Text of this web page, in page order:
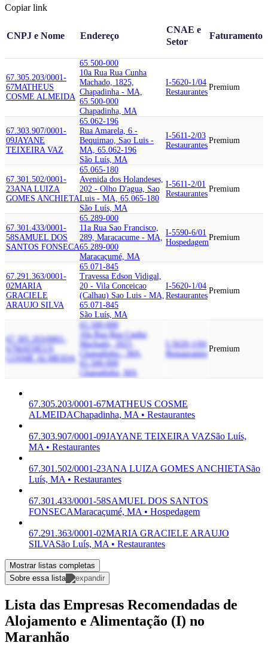
Copiar link
CNPJ e Nome Endereço
CNAE e
Setor
Faturamento
67.305.203/0001-
67MATHEUS
COSME ALMEIDA
65.500-000
10a Rua Rua Cunha
Machado, 1825,
Chapadinha - MA,
65.500-000
Chapadinha, MA
I-5620-1/04
Restaurantes
Premium
67.303.907/0001-
09JAYANE
TEIXEIRA VAZ
65.062-196
Rua Amarela, 6 -
Bequimao, Sao Luis -
MA, 65.062-196
São Luís, MA
I-5611-2/03
Restaurantes
Premium
67.301.502/0001-
23ANA LUIZA
GOMES ANCHIETA
65.065-180
Avenida dos Holandeses,
202 - Olho D'agua, Sao
Luis - MA, 65.065-180
São Luís, MA
I-5611-2/01
Restaurantes
Premium
67.301.433/0001-
58SAMUEL DOS
SANTOS FONSECA
65.289-000
11a Rua Sao Francisco,
289, Maracacume - MA,
65.289-000
Maracaçumé, MA
I-5590-6/01
Hospedagem
Premium
67.291.363/0001-
02MARIA
GRACIELE
ARAUJO SILVA
65.071-845
Travessa Edson Vidigal,
20 - Vila Conceicao
(Calhau) Sao Luis - MA,
65.071-845
São Luís, MA
I-5620-1/04
Restaurantes
Premium
67.305.203/0001-
MATHEUS
COSME ALMEIDA
65.500-000
10a Rua Rua Cunha
Machado, 1825,
Chapadinha - MA,
65.500-000
Chapadinha, MA
I-5620-1/04
Restaurantes
Premium
67.305.203/0001-67MATHEUS COSME
ALMEIDAChapadinha, MA • Restaurantes
67.303.907/0001-09JAYANE TEIXEIRA VAZSão Luís,
MA • Restaurantes
67.301.502/0001-23ANA LUIZA GOMES ANCHIETASão
Luís, MA • Restaurantes
67.301.433/0001-58SAMUEL DOS SANTOS
FONSECAMaracaçumé, MA • Hospedagem
67.291.363/0001-02MARIA GRACIELE ARAUJO
SILVASão Luís, MA • Restaurantes
Mostrar listas completas
Sobre essa lista
Lista das Empresas Recomendadas de
Alojamento e Alimentação (I) no
Maranhão